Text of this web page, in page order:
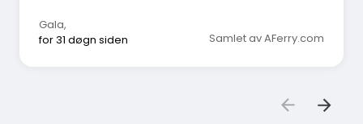
Gala,
for 31 døgn siden
Samlet av AFerry.com